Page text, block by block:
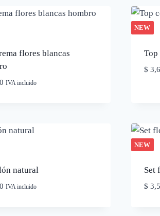
flores blancas
IVA incluido
NEW
$
natural
IVA incluido
NEW
Set
$